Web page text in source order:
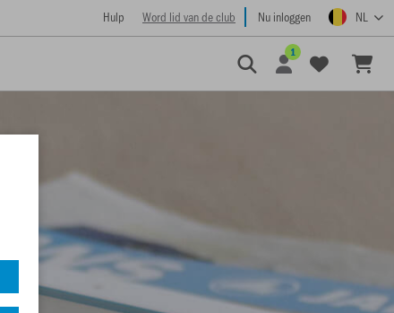
Hulp Word lid van de club Nu inloggen NL
1